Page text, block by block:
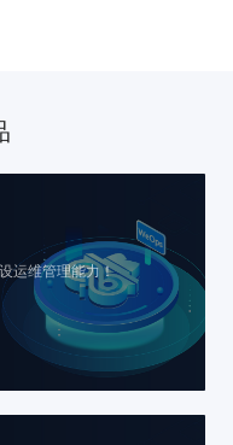
运维管理能力！